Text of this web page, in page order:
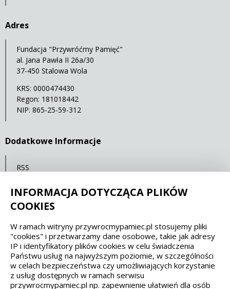
Adres
Fundacja "Przywróćmy Pamięć"
al. Jana Pawła II 26a/30
37-450 Stalowa Wola
KRS: 0000474430
Regon: 181018442
NIP: 865-25-59-312
Dodatkowe Informacje
RSS
Statystyki oglądalności
Spełniamy standardy dostępności oraz W3C
WCAG 2.1 SECTION 508 EAA/EN 301549
IS 5568
INFORMACJA DOTYCZĄCA PLIKÓW
COOKIES
W ramach witryny przywrocmypamiec.pl stosujemy pliki
"cookies" i przetwarzamy dane osobowe, takie jak adresy
IP i identyfikatory plików cookies w celu świadczenia
Państwu usług na najwyższym poziomie, w szczególności
w celach bezpieczeństwa czy umożliwiających korzystanie
z usług dostępnych w ramach serwisu
przywrocmypamiec.pl np. zapewnienie ułatwień dla osób